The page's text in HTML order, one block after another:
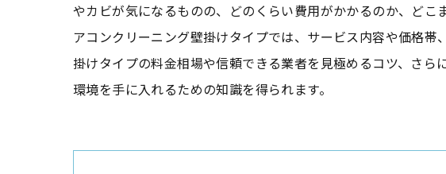
やカビが気になるものの、どのくらい費用がかかるのか、ど
アコンクリーニング壁掛けタイプでは、サービス内容や価格
掛けタイプの料金相場や信頼できる業者を見極めるコツ、さ
環境を手に入れるための知識を得られます。